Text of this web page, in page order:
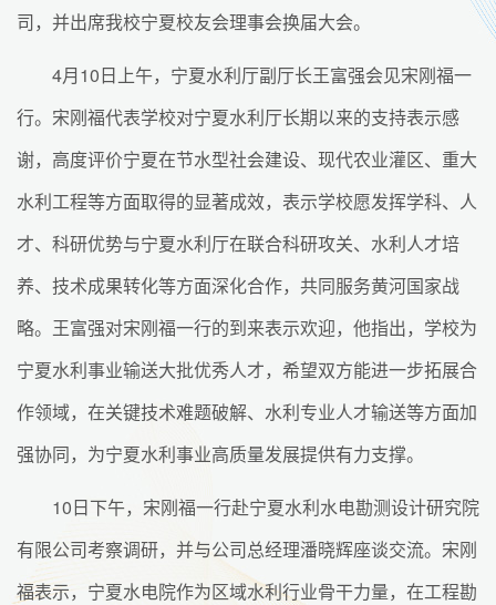
司，并出席我校宁夏校友会理事会换届大会。
4月10日上午，宁夏水利厅副厅长王富强会见宋刚福一
行。宋刚福代表学校对宁夏水利厅长期以来的支持表示感
谢，高度评价宁夏在节水型社会建设、现代农业灌区、重大
水利工程等方面取得的显著成效，表示学校愿发挥学科、人
才、科研优势与宁夏水利厅在联合科研攻关、水利人才培
养、技术成果转化等方面深化合作，共同服务黄河国家战
略。王富强对宋刚福一行的到来表示欢迎，他指出，学校为
宁夏水利事业输送大批优秀人才，希望双方能进一步拓展合
作领域，在关键技术难题破解、水利专业人才输送等方面加
强协同，为宁夏水利事业高质量发展提供有力支撑。
10日下午，宋刚福一行赴宁夏水利水电勘测设计研究院
有限公司考察调研，并与公司总经理潘晓辉座谈交流。宋刚
福表示，宁夏水电院作为区域水利行业骨干力量，在工程勘